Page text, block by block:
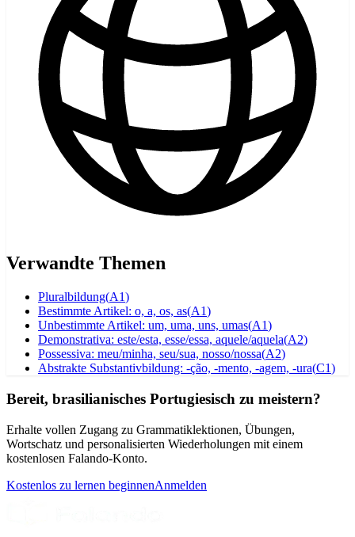
Verwandte Themen
Pluralbildung(A1)
Bestimmte Artikel: o, a, os, as(A1)
Unbestimmte Artikel: um, uma, uns, umas(A1)
Demonstrativa: este/esta, esse/essa, aquele/aquela(A2)
Possessiva: meu/minha, seu/sua, nosso/nossa(A2)
Abstrakte Substantivbildung: -ção, -mento, -agem, -ura(C1)
Bereit, brasilianisches Portugiesisch zu meistern?
Erhalte vollen Zugang zu Grammatiklektionen, Übungen,
Wortschatz und personalisierten Wiederholungen mit einem
kostenlosen Falando-Konto.
Kostenlos zu lernen beginnenAnmelden